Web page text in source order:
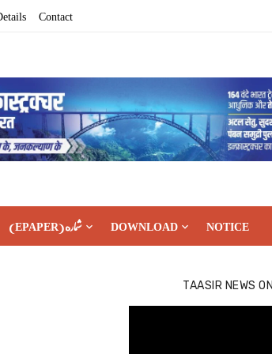
Contact
(EPAPER) شماره DOWNLOAD NOTICE
TAASIR NEWS